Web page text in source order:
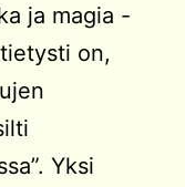
ja magia -
on,
Yksi